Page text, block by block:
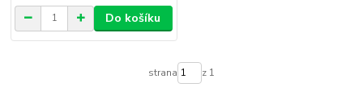
Do košíku
strana z 1